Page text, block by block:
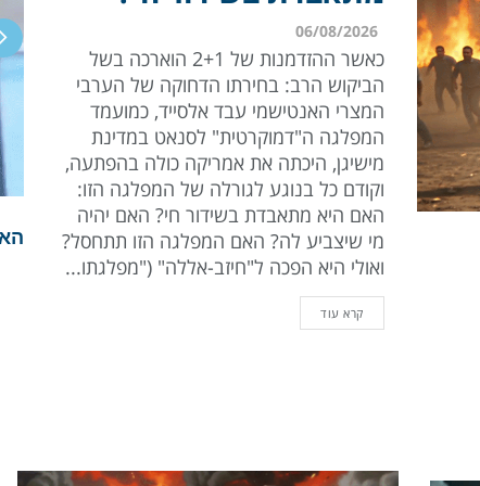
כאשר ההזדמנות של 2+1 הוארכה בשל
הביקוש הרב: בחירתו הדחוקה של הערבי
המצרי האנטישמי עבד אלסייד, כמועמד
המפלגה ה"דמוקרטית" לסנאט במדינת
מישיגן, היכתה את אמריקה כולה בהפתעה,
וקודם כל בנוגע לגורלה של המפלגה הזו:
האם היא מתאבדת בשידור חי? האם יהיה
מי שיצביע לה? האם המפלגה הזו תתחסל?
ואולי היא הפכה ל"חיזב-אללה" ("מפלגתו...
קרא עוד